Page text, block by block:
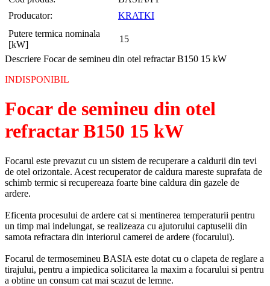
Producator:
KRATKI
Putere termica nominala
[kW]
15
Descriere Focar de semineu din otel refractar B150 15 kW
INDISPONIBIL
Focar de semineu din otel
refractar B150 15 kW
Focarul este prevazut cu un sistem de recuperare a caldurii din tevi
de otel orizontale. Acest recuperator de caldura mareste suprafata de
schimb termic si recupereaza foarte bine caldura din gazele de
ardere.
Eficenta procesului de ardere cat si mentinerea temperaturii pentru
un timp mai indelungat, se realizeaza cu ajutorului captuselii din
samota refractara din interiorul camerei de ardere (focarului).
Focarul de termosemineu BASIA este dotat cu o clapeta de reglare a
tirajului, pentru a impiedica solicitarea la maxim a focarului si pentru
a obtine un consum cat mai scazut de lemne.